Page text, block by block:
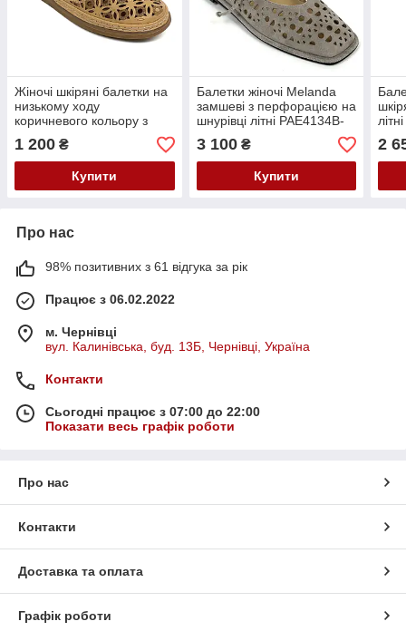
Жіночі шкіряні балетки на
низькому ходу
коричневого кольору з
перфорацією Anna Lucci
042-Re86-281 розмір 36
1 200 ₴
Купити
Балетки жіночі Melanda
замшеві з перфорацією на
шнурівці літні PAE4134B-
3 100₴
Купити
2
Про нас
98% позитивних з 61 відгука за рік
Працює з 06.02.2022
м. Чернівці
вул. Калинівська, буд. 13Б, Чернівці, Україна
Контакти
Сьогодні працює з 07:00 до 22:00
Показати весь графік роботи
Про нас
Контакти
Доставка та оплата
Графік роботи